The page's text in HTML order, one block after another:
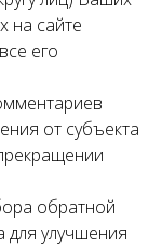
на сайте
его
от субъекта
обратной
для улучшения